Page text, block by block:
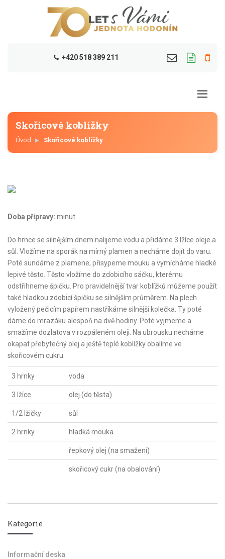
+420 518 389 211
Skořicové koblížky
Úvod Skořicové koblížky
Doba přípravy: minut
Do hrnce se silnějším dnem nalijeme vodu a přidáme 3 lžíce oleje a
sůl. Vložíme na sporák na mírný plamen a necháme dojít do varu.
Poté sundáme z plamene, přisypeme mouku a vymícháme hladké
lepivé těsto. Těsto vložíme do zdobicího sáčku, kterému
odstřihneme špičku. Pro pravidelnější tvar koblížků můžeme použít
také hladkou zdobicí špičku se silnějším průměrem. Na plech
vyložený pečicím papírem nastříkáme silnější kolečka. Ty poté
dáme do mrazáku alespoň na dvě hodiny. Poté vyjmeme a
smažíme dozlatova v rozpáleném oleji. Na ubrousku necháme
okapat přebytečný olej a ještě teplé koblížky obalíme ve
skořicovém cukru.
3 hrnky voda
3 lžíce olej (do těsta)
1/2 lžičky sůl
2 hrnky hladká mouka
řepkový olej (na smažení)
skořicový cukr (na obalování)
Kategorie
Informační deska